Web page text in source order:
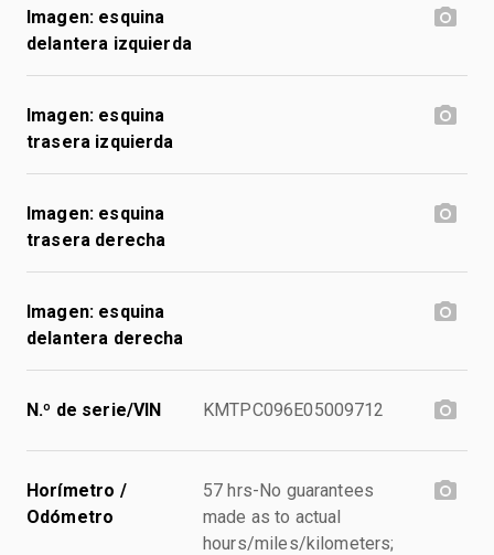
Imagen: esquina
delantera izquierda
Imagen: esquina
trasera izquierda
Imagen: esquina
trasera derecha
Imagen: esquina
delantera derecha
N.º de serie/VIN KMTPC096E05009712
Horímetro /
Odómetro
57 hrs-No guarantees
made as to actual
hours/miles/kilometers;